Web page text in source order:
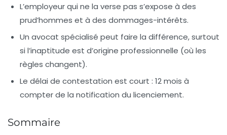
L’employeur qui ne la verse pas s’expose à des
prud’hommes et à des dommages-intérêts.
Un avocat spécialisé peut faire la différence, surtout
si l’inaptitude est d’origine professionnelle (où les
règles changent).
Le délai de contestation est court : 12 mois à
compter de la notification du licenciement.
Sommaire